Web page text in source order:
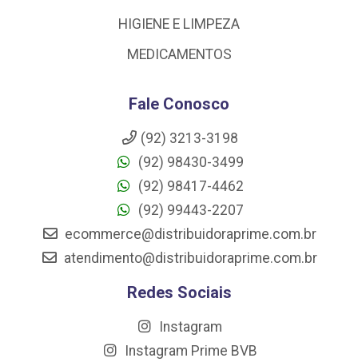
HIGIENE E LIMPEZA
MEDICAMENTOS
Fale Conosco
(92) 3213-3198
(92) 98430-3499
(92) 98417-4462
(92) 99443-2207
ecommerce@distribuidoraprime.com.br
atendimento@distribuidoraprime.com.br
Redes Sociais
Instagram
Instagram Prime BVB